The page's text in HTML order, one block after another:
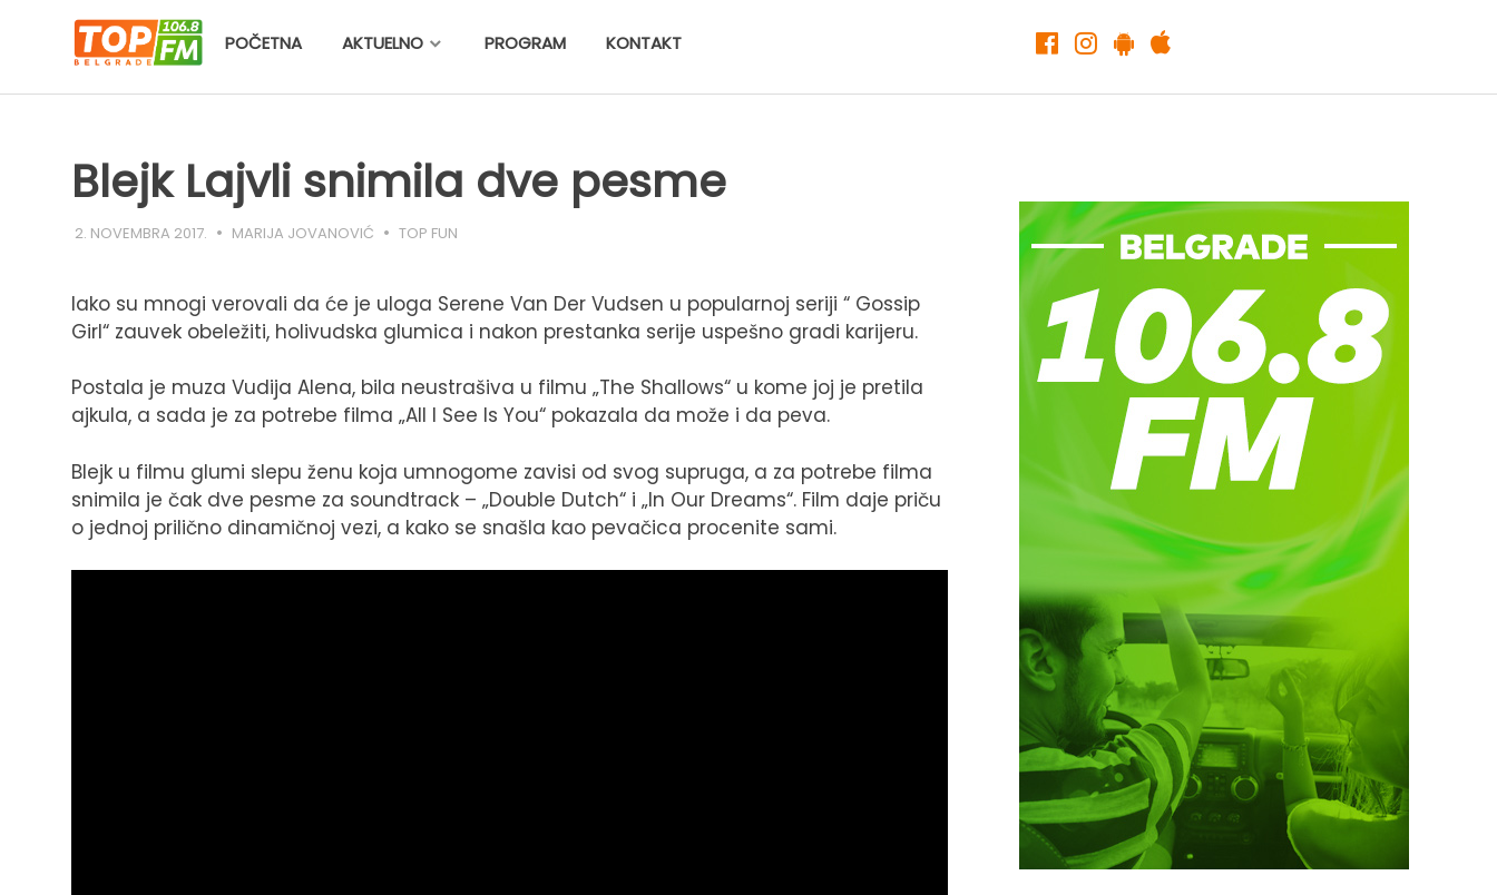
POČETNA AKTUELNO PROGRAM KONTAKT
Blejk Lajvli snimila dve pesme
2. NOVEMBRA 2017. MARIJA JOVANOVIĆ TOP FUN
Iako su mnogi verovali da će je uloga Serene Van Der Vudsen u popularnoj seriji “ Gossip
Girl“ zauvek obeležiti, holivudska glumica i nakon prestanka serije uspešno gradi karijeru.
Postala je muza Vudija Alena, bila neustrašiva u filmu „The Shallows“ u kome joj je pretila
ajkula, a sada je za potrebe filma „All I See Is You“ pokazala da može i da peva.
Blejk u filmu glumi slepu ženu koja umnogome zavisi od svog supruga, a za potrebe filma
snimila je čak dve pesme za soundtrack – „Double Dutch“ i „In Our Dreams“. Film daje priču
o jednoj prilično dinamičnoj vezi, a kako se snašla kao pevačica procenite sami.